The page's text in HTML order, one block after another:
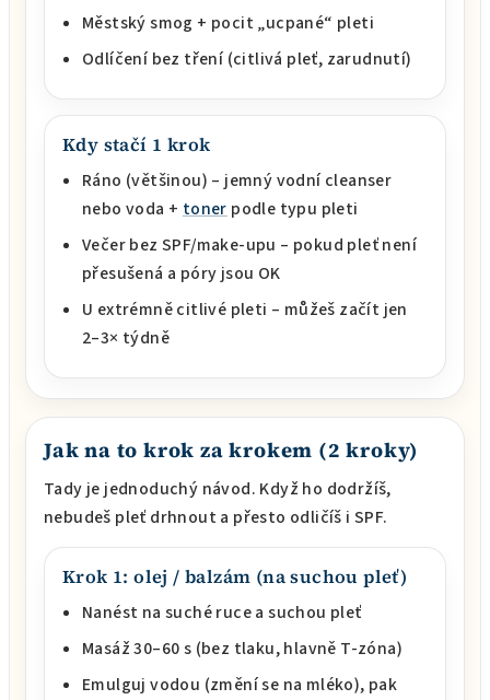
Městský smog + pocit „ucpané“ pleti
Odlíčení bez tření (citlivá pleť, zarudnutí)
Kdy stačí 1 krok
Ráno (většinou) – jemný vodní cleanser
nebo voda + toner podle typu pleti
Večer bez SPF/make-upu – pokud pleť není
přesušená a póry jsou OK
U extrémně citlivé pleti – můžeš začít jen
2–3× týdně
Jak na to krok za krokem (2 kroky)
Tady je jednoduchý návod. Když ho dodržíš,
nebudeš pleť drhnout a přesto odličíš i SPF.
Krok 1: olej / balzám (na suchou pleť)
Nanést na suché ruce a suchou pleť
Masáž 30–60 s (bez tlaku, hlavně T-zóna)
Emulguj vodou (změní se na mléko), pak